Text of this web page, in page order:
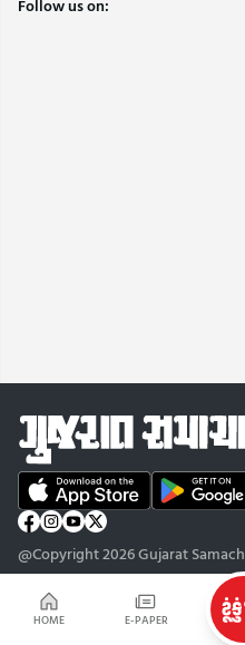
HOME E-PAPER
Follow us on:
@Copyright 2026 Gujarat